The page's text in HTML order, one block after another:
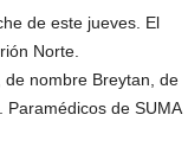
de este jueves. El
Norte.
nombre Breytan, de
de SUMA